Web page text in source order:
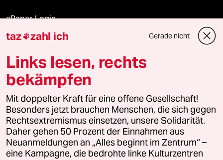
ePaper Login
Downloads für Abonnierende
© 2026 taz Verlags und Vertriebs GmbH
Alle Rechte vorbehalten. Bei rechtlichen Fragen oder für Genehmigungen
wenden Sie sich bitte an
lizenzen@taz.de
Feedback Redaktionsstatut Kommune-Richtlinien
taz zahl ich Gerade nicht
Links lesen, rechts
bekämpfen
Mit doppelter Kraft für eine offene Gesellschaft!
Besonders jetzt brauchen Menschen, die sich gegen
Rechtsextremismus einsetzen, unsere Solidarität.
Daher gehen 50 Prozent der Einnahmen aus
Neuanmeldungen an „Alles beginnt im Zentrum“ –
eine Kampagne, die bedrohte linke Kulturzentren